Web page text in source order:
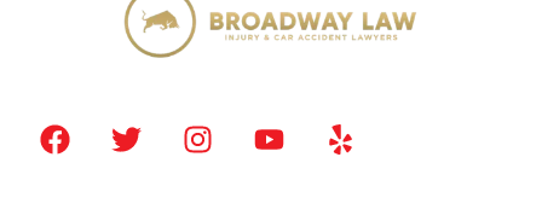
F
a
T
w
I
n
Y
o
Y
e